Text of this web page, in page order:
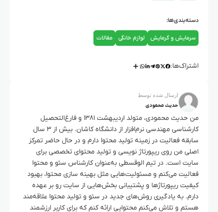
دسته‌بندی‌ها:
سرمایش و گرمایش لوازم خانگی مقالات
اشتراک‌ها:
ارسال شده توسط
حدیث محمودی
من حدیث محمودی، متولد اردیبهشت ۱۳۸۱ و فارغ‌التحصیل
کارشناسی مهندسی نرم‌افزار از دانشگاه کاشان. بیش از ۳ سال
سابقه فعالیت در زمینه تولید محتوا دارم و در حال حاضر تمرکز
اصلی من روی ریپورتاژ نویسی و تولید محتوای تخصصی برای
سایت است. در تیم الوقسطی به‌عنوان کارشناس سئو و محتوا
فعالیت می‌کنم و مسئولیت‌هایی مثل بهینه سازی محتوا، بهبود
کیفیت ریپورتاژها و پشتیبانی بخش‌هایی از سایت رو بر عهده
دارم. به یادگیری روش‌های جدید در سئو و تولید محتوا علاقه‌مند
هستم و تلاش می‌کنم محتوایی ارائه کنم که برای کاربر ارزشمند